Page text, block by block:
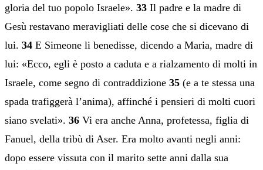
gloria del tuo popolo Israele». 33 Il padre e la madre di
Gesù restavano meravigliati delle cose che si dicevano di
lui. 34 E Simeone li benedisse, dicendo a Maria, madre di
lui: «Ecco, egli è posto a caduta e a rialzamento di molti in
Israele, come segno di contraddizione 35 (e a te stessa una
spada trafiggerà l’anima), affinché i pensieri di molti cuori
siano svelati». 36 Vi era anche Anna, profetessa, figlia di
Fanuel, della tribù di Aser. Era molto avanti negli anni:
dopo essere vissuta con il marito sette anni dalla sua